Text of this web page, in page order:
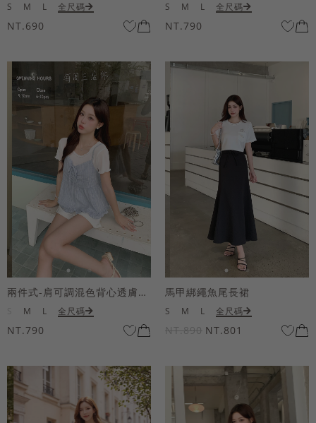
S M L 全尺碼
NT.690
S M L 全尺碼
NT.790
兩件式-肩可調混色背心透膚上衣套組
M L 全尺碼
NT.790
馬甲綁繩魚尾長裙
S M L 全尺碼
NT.890 NT.801